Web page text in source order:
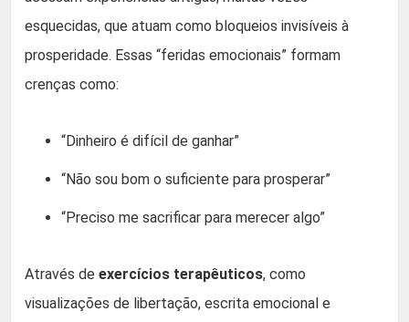
esquecidas, que atuam como bloqueios invisíveis à
prosperidade. Essas “feridas emocionais” formam
crenças como:
“Dinheiro é difícil de ganhar”
“Não sou bom o suficiente para prosperar”
“Preciso me sacrificar para merecer algo”
Através de exercícios terapêuticos, como
visualizações de libertação, escrita emocional e